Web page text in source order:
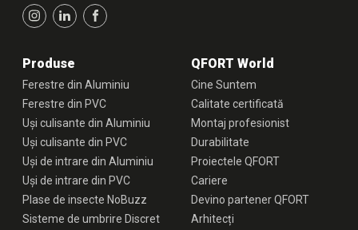
Produse
Ferestre din Aluminiu
Ferestre din PVC
Uși culisante din Aluminiu
Uși culisante din PVC
Uși de intrare din Aluminiu
Uși de intrare din PVC
Plase de insecte NoBuzz
Sisteme de umbrire Discret
QFORT World
Cine Suntem
Calitate certificată
Montaj profesionist
Durabilitate
Proiectele QFORT
Cariere
Devino partener QFORT
Arhitecți